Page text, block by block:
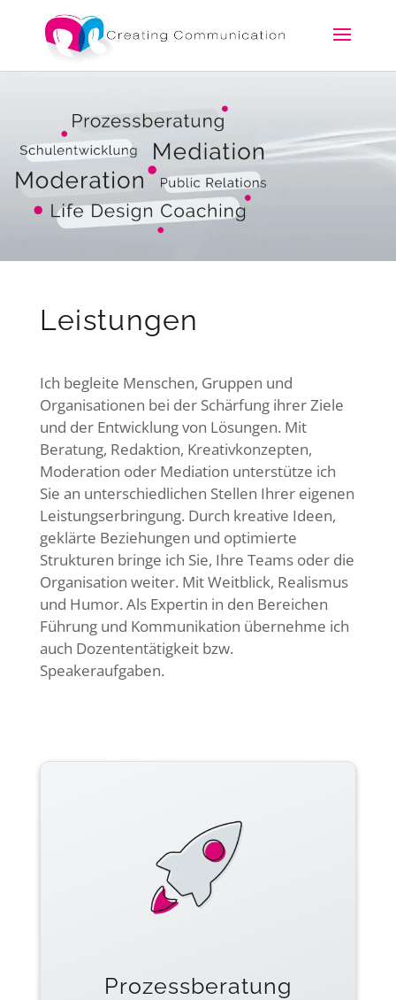
Leistungen
Ich begleite Menschen, Gruppen und
Organisationen bei der Schärfung ihrer Ziele
und der Entwicklung von Lösungen. Mit
Beratung, Redaktion, Kreativkonzepten,
Moderation oder Mediation unterstütze ich
Sie an unterschiedlichen Stellen Ihrer eigenen
Leistungserbringung. Durch kreative Ideen,
geklärte Beziehungen und optimierte
Strukturen bringe ich Sie, Ihre Teams oder die
Organisation weiter. Mit Weitblick, Realismus
und Humor. Als Expertin in den Bereichen
Führung und Kommunikation übernehme ich
auch Dozententätigkeit bzw.
Speakeraufgaben.
Prozessberatung